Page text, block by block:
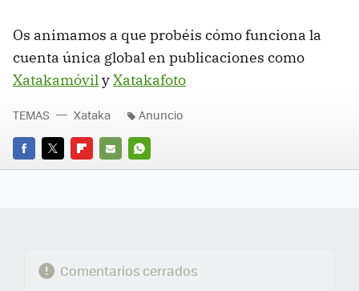
Os animamos a que probéis cómo funciona la
cuenta única global en publicaciones como
XatakamóvilyXatakafoto
FACEBOOK
TWITTERFLIPBOARD
E-
WHATSAPP
TEMAS Xataka Anuncio
Comentarios cerrados